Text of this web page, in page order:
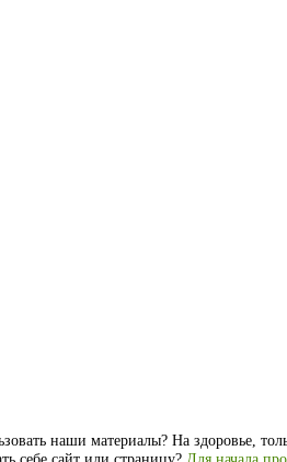
наши материалы? На здоровье,